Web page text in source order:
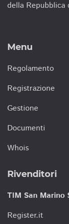
della Repubblica
Menu
Regolamento
Registrazione
Gestione
Documenti
Whois
Rivenditori
TIM San Marino
Register.it